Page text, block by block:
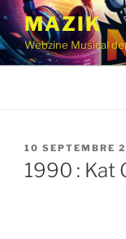
Aller
contenu
principal
MAZIK
Webzine Musical
PUBLIÉ
LE
10 SEPTEMBRE
1990 : Kat